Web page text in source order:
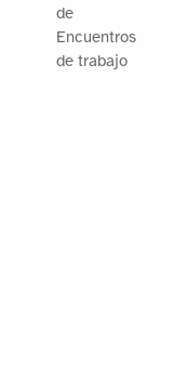
de
Encuentros
de trabajo